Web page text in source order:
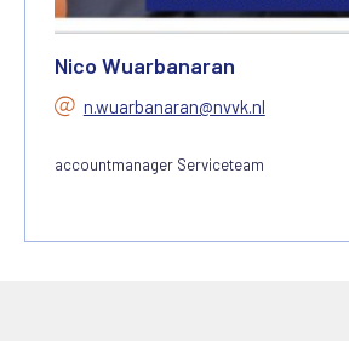
Nico Wuarbanaran
n.wuarbanaran@nvvk.nl
accountmanager Serviceteam